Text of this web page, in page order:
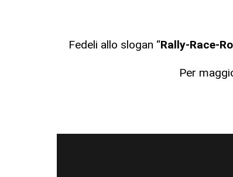
Fedeli allo slogan “Rally-Race-
Per